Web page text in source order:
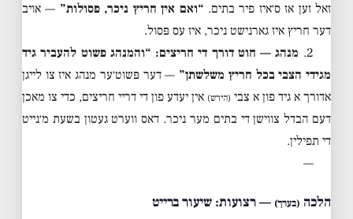
זאל זען אז ס׳איז פיר בתים. “ואם אין חריץ ניכר, פסולות” — אויב
דער חריץ איז גארנישט ניכר, איז עס פּסול.
2. מנהג — חוט דורך די חריצים: “והמנהג פשוט להעביר גיד
מגידי הצבי בכל חריץ משלשתן” — דער פּשוט׳ער מנהג איז צו לייגן
אדורך א גיד פון א צבי (הירש) אין יעדע פון די דריי חריצים, כדי צו מאכן
דעם הבדל צווישן די בתים מער ניכר. דאס ווערט געטון בשעת מ׳נייט
די תפילין.
—
הלכה (בערך) — רצועות: שיעור ברייט